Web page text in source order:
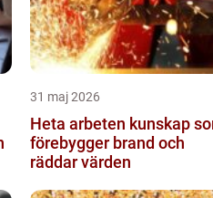
31 maj 2026
Heta arbeten kunskap som
förebygger brand och
räddar värden